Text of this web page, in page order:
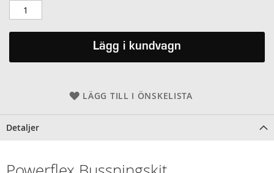
Lägg i kundvagn
LÄGG TILL I ÖNSKELISTA
Detaljer